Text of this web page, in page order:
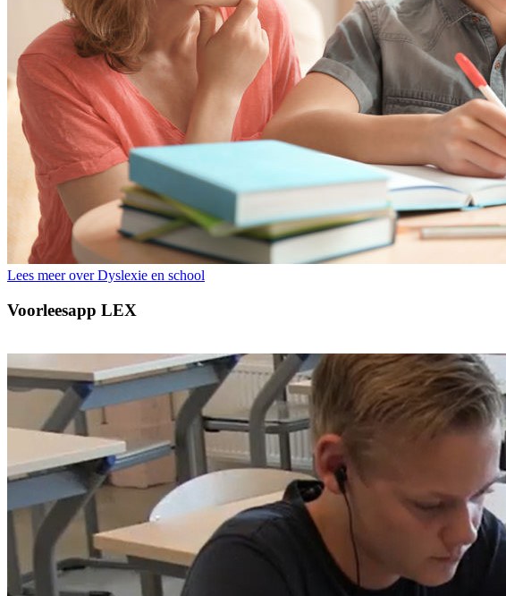
Lees meer over Dyslexie en school
Voorleesapp LEX